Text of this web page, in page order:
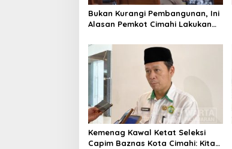
Bukan Kurangi Pembangunan, Ini
Alasan Pemkot Cimahi Lakukan
Kemenag Kawal Ketat Seleksi
Capim Baznas Kota Cimahi: Kita